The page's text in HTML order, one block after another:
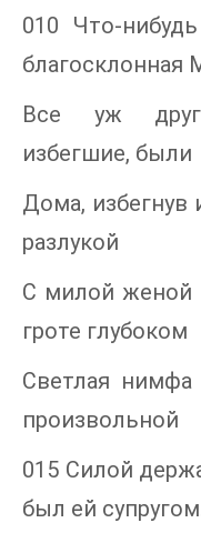
010 Что-
благосклонная
Все уж
избегшие, были
Дома, избегнув
разлукой
С милой женой
гроте глубоком
Светлая нимфа
произвольной
015 Силой
был ей